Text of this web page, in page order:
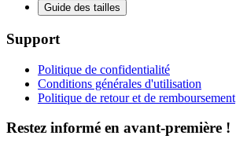
Guide des tailles
Support
Politique de confidentialité
Conditions générales d'utilisation
Politique de retour et de remboursement
Restez informé en avant-première !